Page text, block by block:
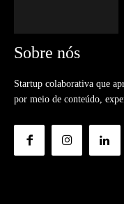
Sobre nós
Startup colaborativa que
por meio de conteúdo,